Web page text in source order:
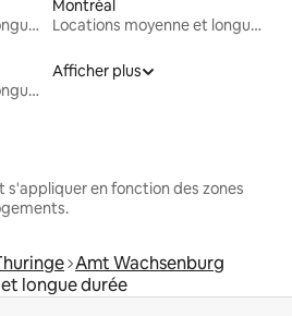
Locations moyenne et longue durée
Montréal
Locations moyenne et longue durée
Locations moyenne et longue durée
Afficher plus
s'appliquer en fonction des zones
Amt Wachsenburg
longue durée